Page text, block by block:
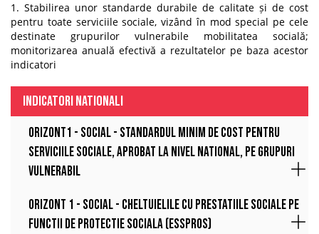
1. Stabilirea unor standarde durabile de calitate și de cost
pentru toate serviciile sociale, vizând în mod special pe cele
destinate grupurilor vulnerabile mobilitatea socială;
monitorizarea anuală efectivă a rezultatelor pe baza acestor
indicatori
INDICATORI NATIONALI
Orizont1 - Social - Standardul minim de cost pentru
serviciile sociale, aprobat la nivel national, pe grupuri
vulnerabil
Orizont 1 - Social - Cheltuielile cu prestatiile sociale pe
functii de protectie sociala (ESSPROS)